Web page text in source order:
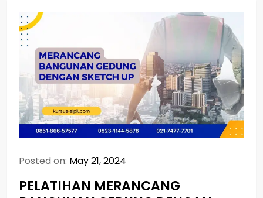
Posted on: May 21, 2024
PELATIHAN MERANCANG